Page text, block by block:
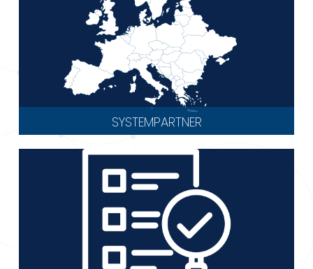
SYSTEMPARTNER